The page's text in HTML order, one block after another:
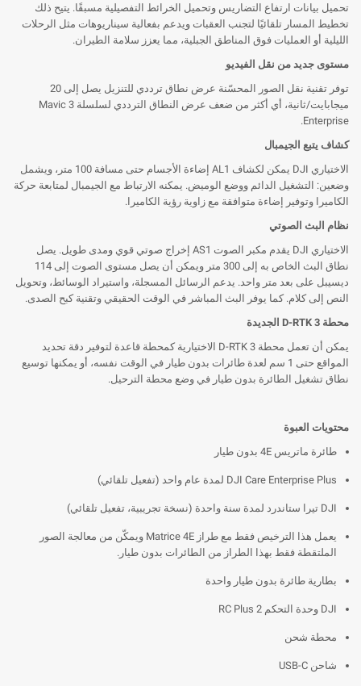
تحميل بيانات ارتفاع التضاريس وتحميل الخرائط التفصيلية مسبقًا. يتيح ذلك
تخطيط المسار تلقائيًا لتجنب العقبات ويدعم بفعالية سيناريوهات مثل الرحلات
الليلية أو العمليات فوق المناطق الجبلية، مما يعزز سلامة الطيران.
مستوى جديد من نقل الفيديو
توفر تقنية نقل الصور المحسّنة عرض نطاق ترددي للتنزيل يصل إلى 20
ميجابايت/ثانية، أي أكثر من ضعف عرض النطاق الترددي لسلسلة Mavic 3
Enterprise.
كشاف يتبع الجيمبال
الاختياري DJI يمكن لكشاف AL1 إضاءة الأجسام حتى مسافة 100 متر، ويشمل
وضعين: التشغيل الدائم ووضع الوميض. يمكنه الارتباط مع الجيمبال لمتابعة حركة
الكاميرا وتوفير إضاءة متوافقة مع زاوية رؤية الكاميرا.
نظام البث الصوتي
الاختياري DJI يقدم مكبر الصوت AS1 إخراج صوتي قوي ومدى طويل. يصل
نطاق البث الخاص به إلى 300 متر ويمكن أن يصل مستوى الصوت إلى 114
ديسيبل على بعد متر واحد. يدعم الرسائل المسجلة، واستيراد الوسائط، وتحويل
النص إلى كلام. كما يوفر البث المباشر في الوقت الحقيقي وتقنية كبح الصدى.
محطة D-RTK 3 الجديدة
يمكن أن تعمل محطة D-RTK 3 الاختيارية كمحطة قاعدة لتوفير دقة تحديد
المواقع حتى 1 سم لعدة طائرات بدون طيار في الوقت نفسه، أو يمكنها توسيع
نطاق تشغيل الطائرة بدون طيار في وضع محطة الترحيل.
محتويات العبوة
طائرة ماتريس 4E بدون طيار
DJI Care Enterprise Plus لمدة عام واحد (تفعيل تلقائي)
DJI تيرا ستاندرد لمدة سنة واحدة (نسخة تجريبية، تفعيل تلقائي)
يعمل هذا الترخيص فقط مع طراز Matrice 4E ويمكّن من معالجة الصور
الملتقطة فقط بهذا الطراز من الطائرات بدون طيار.
بطارية طائرة بدون طيار واحدة
DJI وحدة التحكم RC Plus 2
محطة شحن
شاحن USB-C